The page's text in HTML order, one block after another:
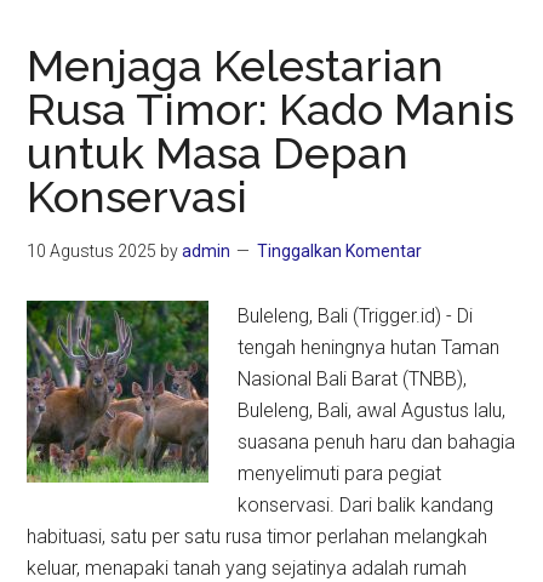
Menjaga Kelestarian
Rusa Timor: Kado Manis
untuk Masa Depan
Konservasi
10 Agustus 2025 byadmin Tinggalkan Komentar
Buleleng, Bali (Trigger.id) - Di
tengah heningnya hutan Taman
Nasional Bali Barat (TNBB),
Buleleng, Bali, awal Agustus lalu,
suasana penuh haru dan bahagia
menyelimuti para pegiat
konservasi. Dari balik kandang
habituasi, satu per satu rusa timor perlahan melangkah
keluar, menapaki tanah yang sejatinya adalah rumah